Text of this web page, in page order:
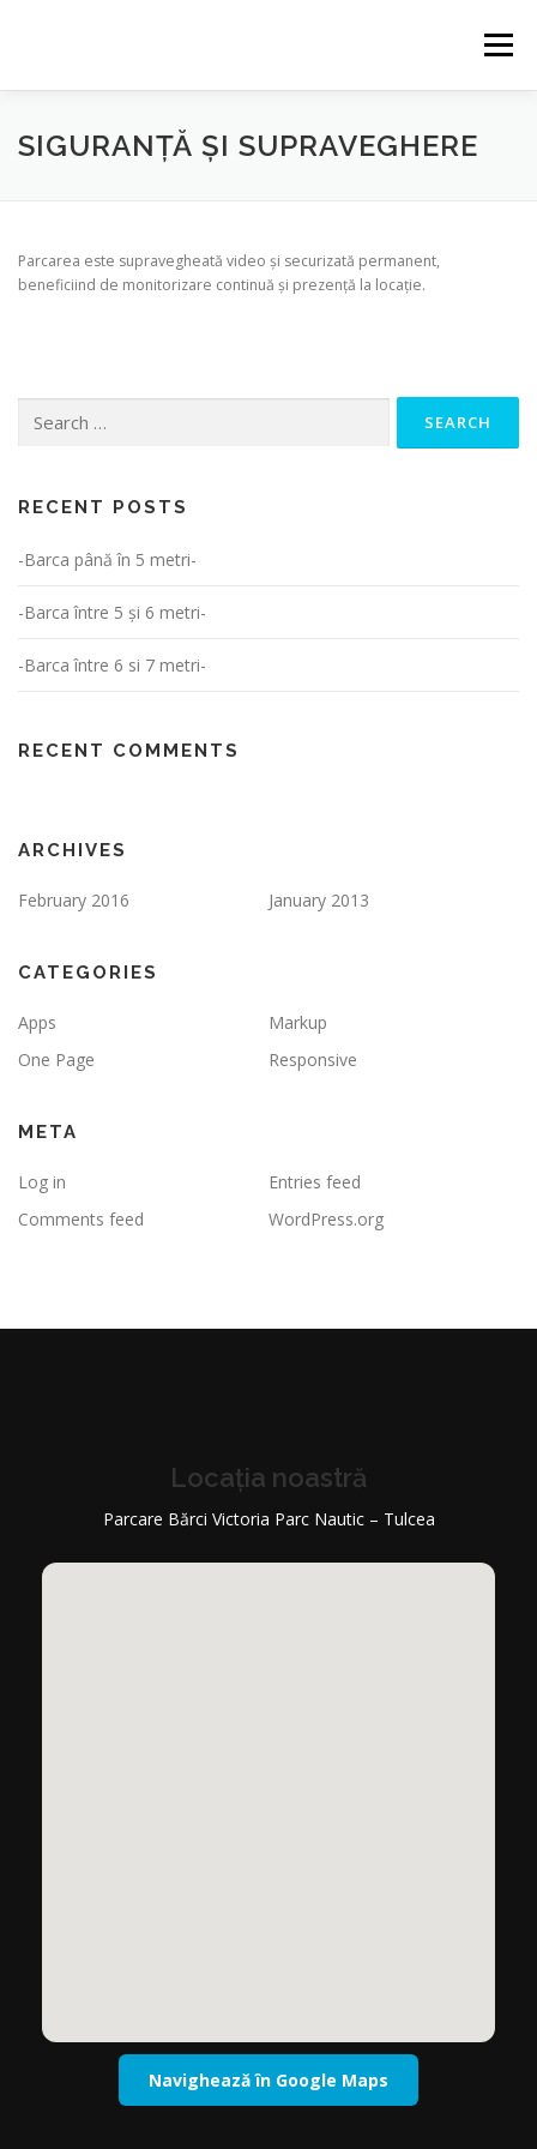
Menu
AVANTAJE DESPRE SERVICII GALERIE
SIGURANȚĂ ȘI SUPRAVEGHERE
Parcarea este supravegheată video și securizată permanent,
beneficiind de monitorizare continuă și prezență la locație.
for:
RECENT POSTS
-Barca până în 5 metri-
-Barca între 5 și 6 metri-
-Barca între 6 si 7 metri-
RECENT COMMENTS
ARCHIVES
February 2016 January 2013
CATEGORIES
Apps
Markup
One Page
Responsive
META
Log in
Entries feed
Comments feed
WordPress.org
Locația noastră
Parcare Bărci Victoria Parc Nautic – Tulcea
Navighează în Google Maps